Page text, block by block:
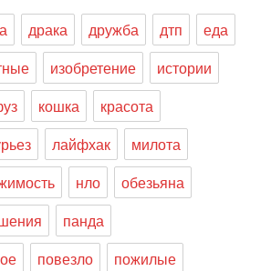
драка дружба дтп
еда
изобретение
истории
кошка
красота
лайфхак
милота
нло
обезьяна
панда
повезло
пожилые